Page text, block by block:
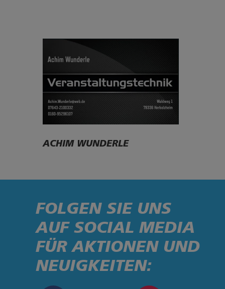
ACHIM WUNDERLE
FOLGEN SIE UNS
AUF SOCIAL MEDIA
FÜR AKTIONEN UND
NEUIGKEITEN: